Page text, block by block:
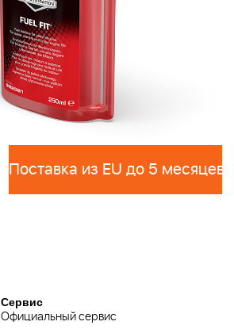
Поставка из EU до 5 месяцев
Сервис
Официальный сервис